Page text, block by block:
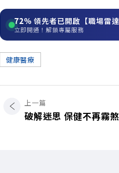
72% 領先者已開啟【職場雷達
立即開通！解鎖專屬服務
健康醫療
上一篇
破解迷思 保健不再霧